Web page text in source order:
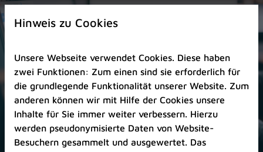
Zur
Startseite
Zum
Seitenanfang
springen
(Schnelltaste
A)
Zur
Navigation/Menü
Hinweis zu Cookies
Unsere Webseite verwendet Cookies. Diese haben
zwei Funktionen: Zum einen sind sie erforderlich für
die grundlegende Funktionalität unserer Website. Zum
anderen können wir mit Hilfe der Cookies unsere
Inhalte für Sie immer weiter verbessern. Hierzu
werden pseudonymisierte Daten von Website-
Besuchern gesammelt und ausgewertet. Das